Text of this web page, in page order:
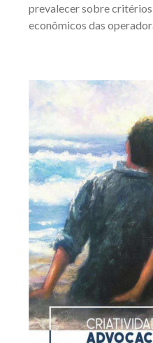
prevalecer sobre
econômicos das